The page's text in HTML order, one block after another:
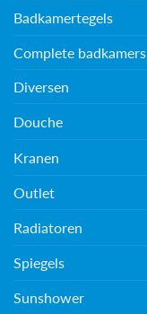
Badkamertegels
Complete badkamers
Diversen
Douche
Kranen
Outlet
Radiatoren
Spiegels
Sunshower